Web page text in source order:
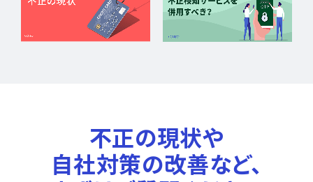
不正の現状や
自社対策の改善など、